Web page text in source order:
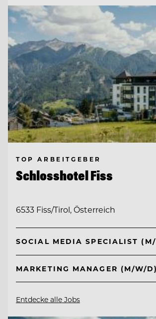
TOP ARBEITGEBER
Schlosshotel Fiss
6533 Fiss/Tirol, Österreich
SOCIAL MEDIA SPECIALIST
MARKETING MANAGER (M/W/D)
Entdecke alle Jobs